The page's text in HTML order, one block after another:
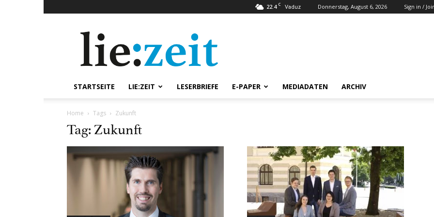
22.4 C Vaduz Donnerstag, August 6, 2026 Sign in /
STARTSEITE LIE:ZEIT LESERBRIEFE E-PAPER MEDIADATEN ARCHIV
Home Tags Zukunft
Tag: Zukunft